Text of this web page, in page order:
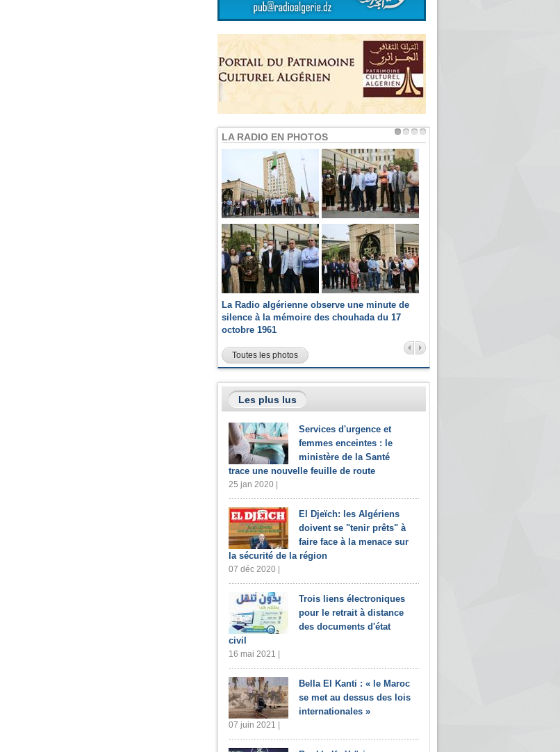
LA RADIO EN PHOTOS
La Radio algérienne observe une minute de
silence à la mémoire des chouhada du 17
octobre 1961
Toutes les photos
Les plus lus
Services d'urgence et
femmes enceintes : le
ministère de la Santé
trace une nouvelle feuille de route
25 jan 2020 |
El Djeïch: les Algériens
doivent se "tenir prêts" à
faire face à la menace sur
la sécurité de la région
07 déc 2020 |
Trois liens électroniques
pour le retrait à distance
des documents d'état
civil
16 mai 2021 |
Bella El Kanti : « le Maroc
se met au dessus des lois
internationales »
07 juin 2021 |